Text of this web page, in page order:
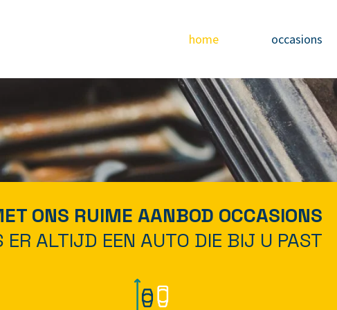
home occasions
ONS RUIME AANBOD OCCASIONS
ER ALTIJD EEN AUTO DIE BIJ U PAST